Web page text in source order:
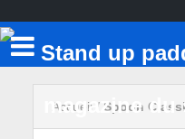
Accueil/ Spoon